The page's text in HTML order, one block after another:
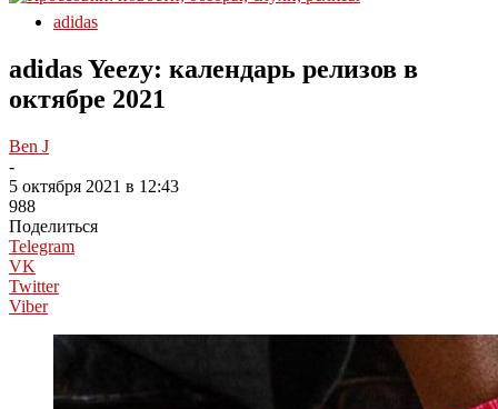
adidas
adidas Yeezy: календарь релизов в
октябре 2021
Ben J
-
5 октября 2021 в 12:43
988
Поделиться
Telegram
VK
Twitter
Viber